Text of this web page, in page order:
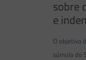
sobre
e
O objetivo
súmula do